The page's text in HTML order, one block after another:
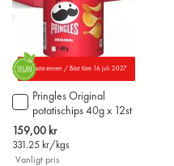
Parasta ennen / Bäst före 16 juli 2027
Pringles Original
potatischips 40g x 12st
Special
Price
159,00 kr
331.25 kr/kgs
Vanligt pris
Lägg
till
i
varukorgen